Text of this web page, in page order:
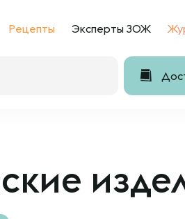
Рецепты Эксперты ЗОЖ